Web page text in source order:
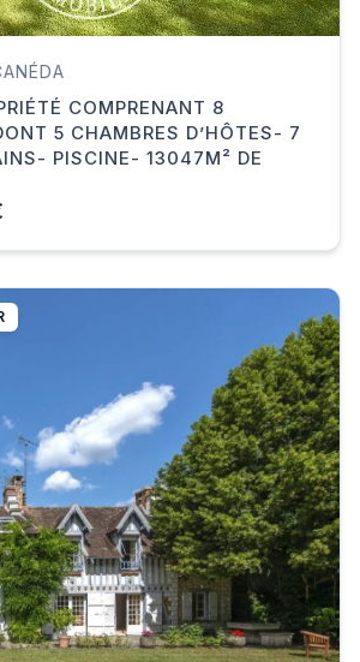
5 CHAMBRES D’HÔTES- 7
PISCINE- 13047M² DE